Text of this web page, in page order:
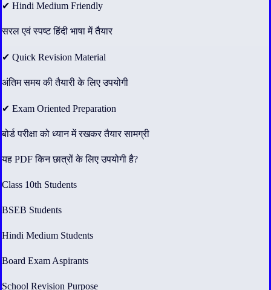
✔ Hindi Medium Friendly
सरल एवं स्पष्ट हिंदी भाषा में तैयार
✔ Quick Revision Material
अंतिम समय की तैयारी के लिए उपयोगी
✔ Exam Oriented Preparation
बोर्ड परीक्षा को ध्यान में रखकर तैयार सामग्री
यह PDF किन छात्रों के लिए उपयोगी है?
Class 10th Students
BSEB Students
Hindi Medium Students
Board Exam Aspirants
School Revision Purpose